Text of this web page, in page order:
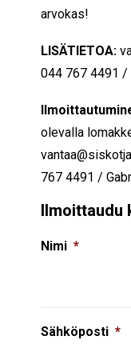
arvokas!
LISÄTIETOA:
044 767 4491 /
olevalla
767 4491 /
Ilmoittaudu
Nimi *
Sähköposti *